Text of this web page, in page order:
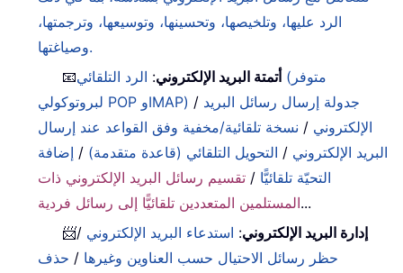
الرد عليها، وتلخيصها، وتحسينها، وتوسيعها، وترجمتها،
وصياغتها.
📧
أتمتة البريد الإلكتروني: الرد التلقائي (متوفر
لبروتوكولي POP وIMAP) / جدولة إرسال رسائل البريد
الإلكتروني / نسخة تلقائية/مخفية وفق القواعد عند إرسال
البريد الإلكتروني / التحويل التلقائي (قاعدة متقدمة) / إضافة
التحيّة تلقائيًّا / تقسيم رسائل البريد الإلكتروني ذات
المستلمين المتعددين تلقائيًّا إلى رسائل فردية...
📨
إدارة البريد الإلكتروني: استدعاء البريد الإلكتروني /
حظر رسائل الاحتيال حسب العناوين وغيرها / حذف